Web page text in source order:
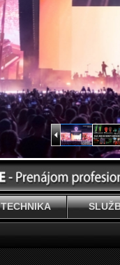
TECHNIKA